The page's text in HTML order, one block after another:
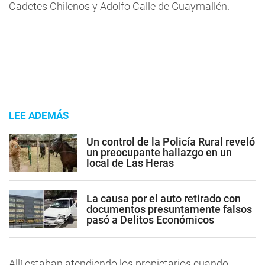
Cadetes Chilenos y Adolfo Calle de Guaymallén.
LEE ADEMÁS
Un control de la Policía Rural reveló
un preocupante hallazgo en un
local de Las Heras
La causa por el auto retirado con
documentos presuntamente falsos
pasó a Delitos Económicos